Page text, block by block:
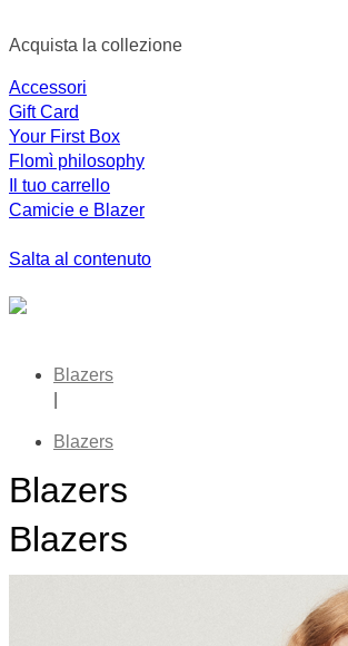
Acquista la collezione
Accessori
Gift Card
Your First Box
Flomì philosophy
Il tuo carrello
Camicie e Blazer
Salta al contenuto
Blazers
Blazers
Blazers
Blazers